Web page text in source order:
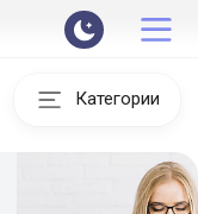
Категории